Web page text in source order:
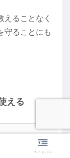
ることなく
守ることにも
える
サイドバー